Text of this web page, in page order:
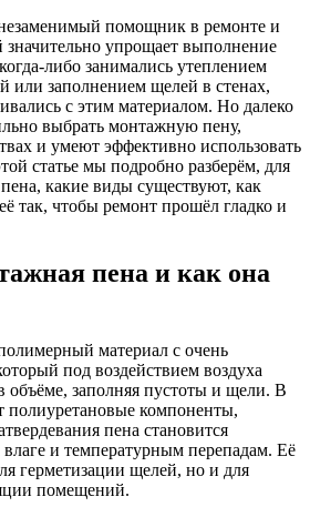
помощник в ремонте и
значительно упрощает выполнение
либо занимались утеплением
или заполнением щелей в стенах,
с этим материалом. Но далеко
выбрать монтажную пену,
и умеют эффективно использовать
статье мы подробно разберём, для
какие виды существуют, как
так, чтобы ремонт прошёл гладко и
пена и как она
материал с очень
под воздействием воздуха
объёме, заполняя пустоты и щели. В
полиуретановые компоненты,
пена становится
и температурным перепадам. Её
герметизации щелей, но и для
помещений.